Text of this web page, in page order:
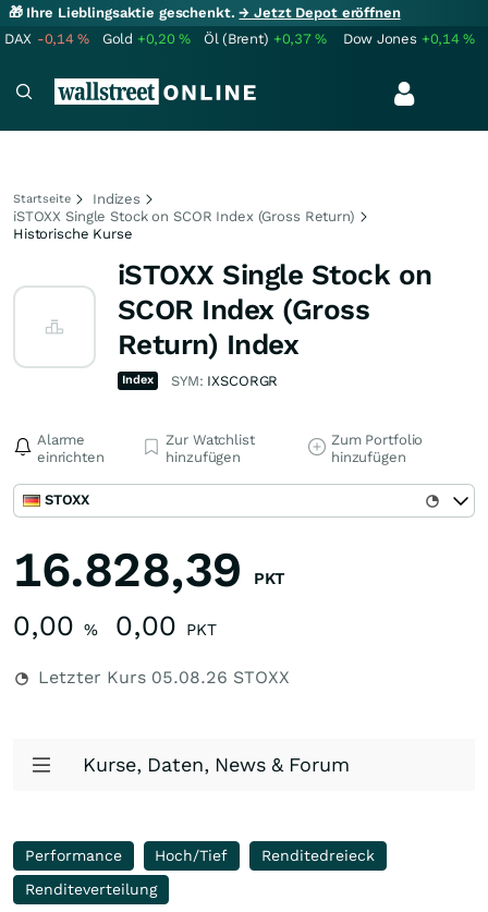
🎁 Ihre Lieblingsaktie geschenkt.→ Jetzt Depot eröffnen
DAX -0,14% Gold +0,20% Öl (Brent) +0,37% Dow Jones +0,14%
Startseite
Indizes
iSTOXX Single Stock on SCOR Index (Gross Return)
Historische Kurse
iSTOXX Single Stock on
SCOR Index (Gross
Return) Index
Index SYM: IXSCORGR
Alarme
einrichten
Zur Watchlist
hinzufügen
Zum Portfolio
hinzufügen
STOXX
16.828,39 PKT
0,00 % 0,00 PKT
Letzter Kurs 05.08.26 STOXX
Kurse, Daten, News & Forum
Performance Hoch/Tief
Renditedreieck
Renditeverteilung